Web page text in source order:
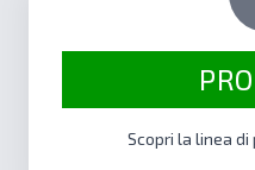
Scopri la linea